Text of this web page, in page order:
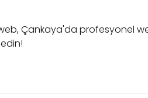
Çankaya'da profesyonel